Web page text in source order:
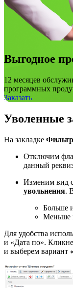
Выгодное
12 месяцев
программных
Заказать
Уволенные
На закладке
Отключим
данный
Изменим вид
увольнения.
Больше
Меньше
Для удобства
и «Дата по».
и выберем вариант